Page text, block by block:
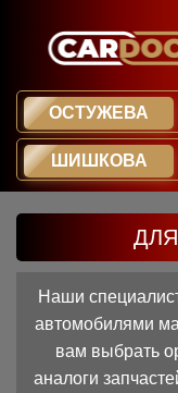
ОСТУЖЕВА
ШИШКОВА
ДЛЯ
Наши
автомобилями
вам выбрать
аналоги